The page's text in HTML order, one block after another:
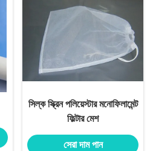
সিল্ক স্ক্রিন পলিয়েস্টার মনোফিলামেন্ট
ফিল্টার মেশ
সেরা দাম পান